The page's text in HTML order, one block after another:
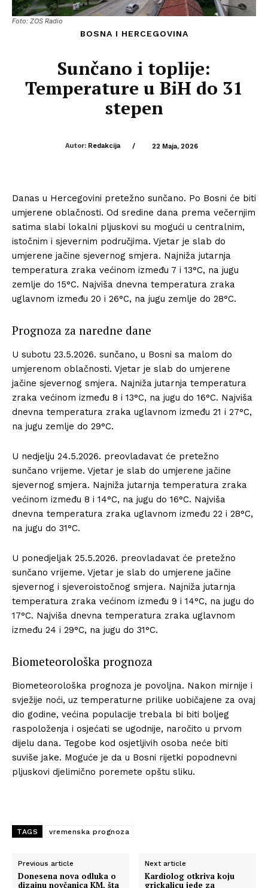
Foto: ZOS Radio
BOSNA I HERCEGOVINA
Sunčano i toplije:
Temperature u BiH do 31
stepen
Autor: Redakcija / 22 Maja, 2026
Danas u Hercegovini pretežno sunčano. Po Bosni će biti
umjerene oblačnosti. Od sredine dana prema večernjim
satima slabi lokalni pljuskovi su mogući u centralnim,
istočnim i sjevernim područjima. Vjetar je slab do
umjerene jačine sjevernog smjera. Najniža jutarnja
temperatura zraka većinom između 7 i 13°C, na jugu
zemlje do 15°C. Najviša dnevna temperatura zraka
uglavnom između 20 i 26°C, na jugu zemlje do 28°C.
Prognoza za naredne dane
U subotu 23.5.2026. sunčano, u Bosni sa malom do
umjerenom oblačnosti. Vjetar je slab do umjerene
jačine sjevernog smjera. Najniža jutarnja temperatura
zraka većinom između 8 i 13°C, na jugu do 16°C. Najviša
dnevna temperatura zraka uglavnom između 21 i 27°C,
na jugu zemlje do 29°C.
U nedjelju 24.5.2026. preovladavat će pretežno
sunčano vrijeme. Vjetar je slab do umjerene jačine
sjevernog smjera. Najniža jutarnja temperatura zraka
većinom između 8 i 14°C, na jugu do 16°C. Najviša
dnevna temperatura zraka uglavnom između 22 i 28°C,
na jugu do 31°C.
U ponedjeljak 25.5.2026. preovladavat će pretežno
sunčano vrijeme. Vjetar je slab do umjerene jačine
sjevernog i sjeveroistočnog smjera. Najniža jutarnja
temperatura zraka većinom između 9 i 14°C, na jugu do
17°C. Najviša dnevna temperatura zraka uglavnom
između 24 i 29°C, na jugu do 31°C.
Biometeorološka prognoza
Biometeorološka prognoza je povoljna. Nakon mirnije i
svježije noći, uz temperaturne prilike uobičajene za ovaj
dio godine, većina populacije trebala bi biti boljeg
raspoloženja i osjećati se ugodnije, naročito u prvom
dijelu dana. Tegobe kod osjetljivih osoba neće biti
suviše jake. Moguće je da u Bosni rijetki popodnevni
pljuskovi djelimično poremete opštu sliku.
TAGS vremenska prognoza
Previous article
Donesena nova odluka o
dizajnu novčanica KM, šta
Next article
Kardiolog otkriva koju
grickalicu jede za